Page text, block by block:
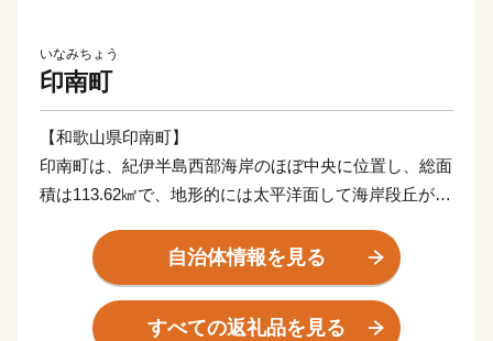
いなみちょう
印南町
【和歌山県印南町】
印南町は、紀伊半島西部海岸のほぼ中央に位置し、総面
積は113.62㎢で、地形的には太平洋面して海岸段丘が広
峰などの山々が連なっています。
また、三ヶ峰付近からは切目川が流れ、印南原付近から
は印南川が町の中心部を流れて太平洋に注いでいます。
自治体情報を見る
すべての返礼品を見る